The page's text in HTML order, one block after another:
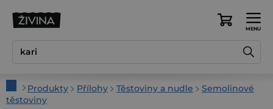
Nákupní
DomůProdukty Přílohy Těstoviny a nudle
Semolinové
těstoviny